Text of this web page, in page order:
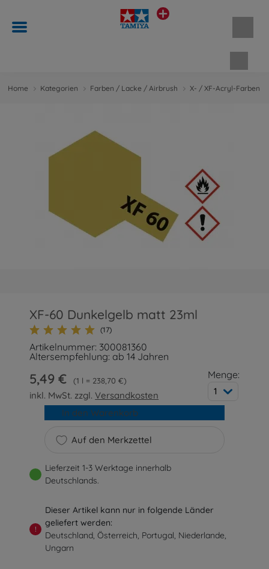
Home Kategorien Farben / Lacke / Airbrush X- / XF-Acryl-Farben
XF-60 Dunkelgelb matt 23ml
(17)
Artikelnummer: 300081360
Altersempfehlung: ab 14 Jahren
5,49 € 1 l = 238,70 €
inkl. MwSt. zzgl.Versandkosten
Menge:
1
Auf den Merkzettel
In den Warenkorb
Lieferzeit 1-3 Werktage innerhalb
Deutschlands.
!
Dieser Artikel kann nur in folgende Länder
geliefert werden:
Deutschland, Österreich, Portugal, Niederlande,
Ungarn